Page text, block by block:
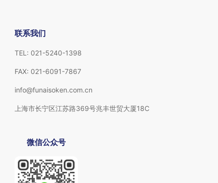
联系我们
TEL: 021-5240-1398
FAX: 021-6091-7867
info@funaisoken.com.cn
上海市长宁区江苏路369号兆丰世贸大厦18C
微信公众号